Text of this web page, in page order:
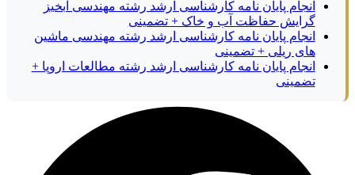
انجام پایان نامه کارشناسی ارشد رشته مهندسی آبخیز
گرایش حفاظت آب و خاک + تضمینی
انجام پایان نامه کارشناسی ارشد رشته مهندسی ماشین
های ریلی + تضمینی
انجام پایان نامه کارشناسی ارشد رشته مطالعات اروپا +
تضمینی